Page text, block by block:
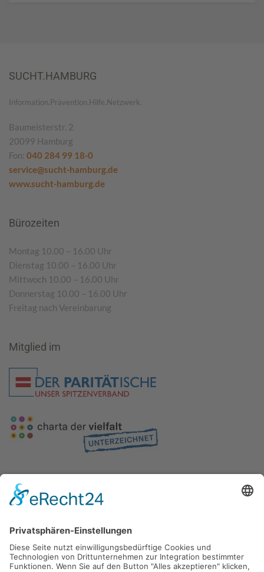
SUCHT.HAMBURG
Information.Prävention.Hilfe.Netzwerk.
Baumeisterstr. 2
20099 Hamburg
Fon: 040 284 99 18-0
service@sucht-hamburg.de
www.sucht-hamburg.de
Bürozeiten
Montag 10.00 – 16.00 Uhr
Dienstag 10.00 – 16.00 Uhr
Mittwoch 10.00 – 16.00 Uhr
Donnerstag 10.00 – 16.00 Uhr
Freitag nach Vereinbarung
Mitglied im